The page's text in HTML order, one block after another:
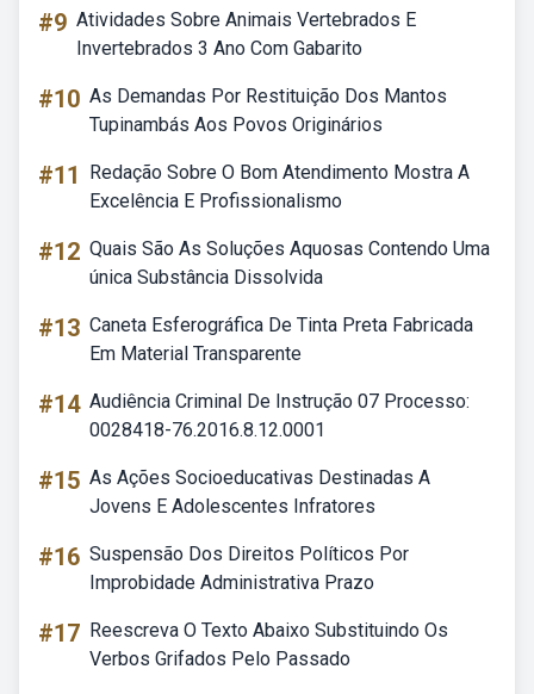
#9 Atividades Sobre Animais Vertebrados E
Invertebrados 3 Ano Com Gabarito
#10 As Demandas Por Restituição Dos Mantos
Tupinambás Aos Povos Originários
#11
Redação Sobre O Bom Atendimento Mostra A
Excelência E Profissionalismo
#12 Quais São As Soluções Aquosas Contendo Uma
única Substância Dissolvida
#13 Caneta Esferográfica De Tinta Preta Fabricada
Em Material Transparente
#14 Audiência Criminal De Instrução 07 Processo:
0028418-76.2016.8.12.0001
#15 As Ações Socioeducativas Destinadas A
Jovens E Adolescentes Infratores
#16 Suspensão Dos Direitos Políticos Por
Improbidade Administrativa Prazo
#17 Reescreva O Texto Abaixo Substituindo Os
Verbos Grifados Pelo Passado